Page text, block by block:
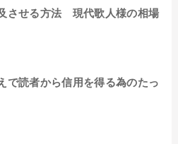
させる方法 現代歌人様の相場
で読者から信用を得る為のたっ